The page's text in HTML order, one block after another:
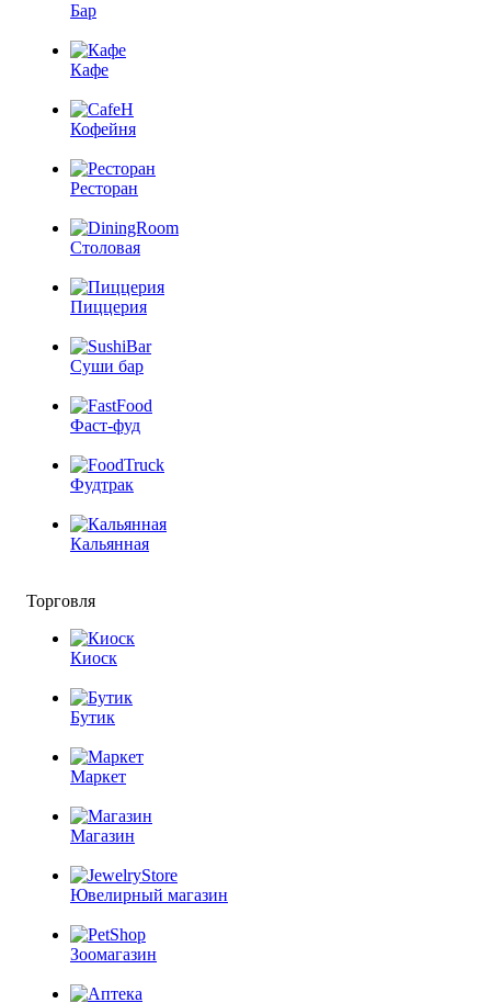
Бар
Кафе
Кофейня
Ресторан
Столовая
Пиццерия
Суши бар
Фаст-фуд
Фудтрак
Кальянная
Торговля
Киоск
Бутик
Маркет
Магазин
Ювелирный магазин
Зоомагазин